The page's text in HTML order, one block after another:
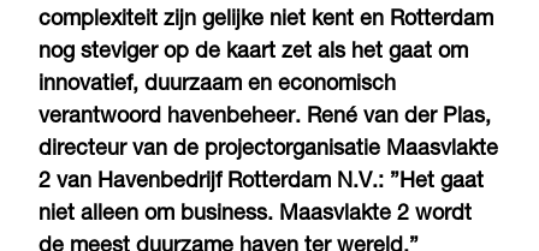
complexiteit zijn gelijke niet kent en Rotterdam
nog steviger op de kaart zet als het gaat om
innovatief, duurzaam en economisch
verantwoord havenbeheer. René van der Plas,
directeur van de projectorganisatie Maasvlakte
2 van Havenbedrijf Rotterdam N.V.: ”Het gaat
niet alleen om business. Maasvlakte 2 wordt